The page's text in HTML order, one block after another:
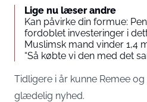
Lige nu læser andre
Kan påvirke din formue:
fordoblet investeringer i
Muslimsk mand vinder 1,4
“Så købte vi den med det
Tidligere i år kunne Remee
glædelig nyhed.